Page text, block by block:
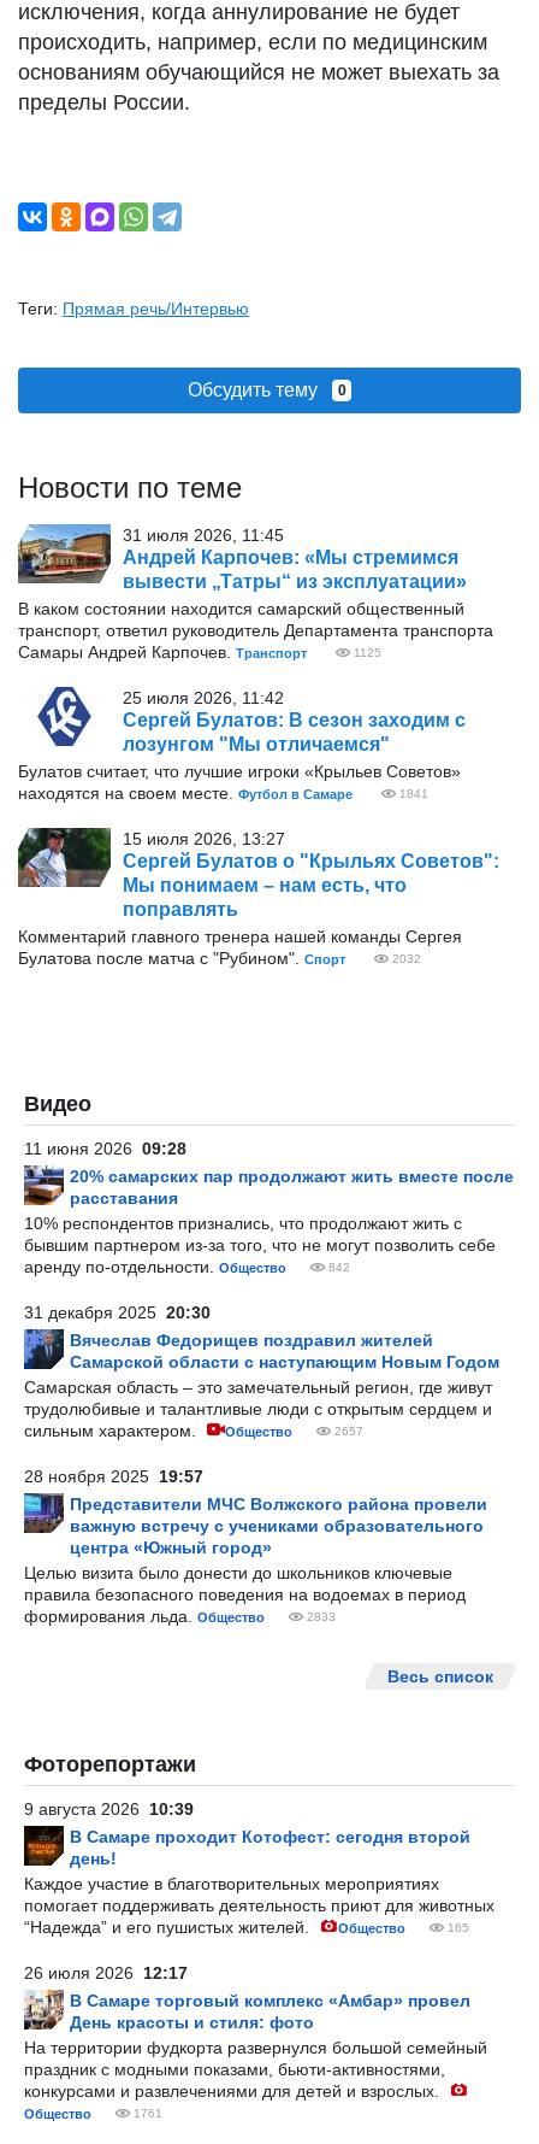
исключения, когда аннулирование не будет
происходить, например, если по медицинским
основаниям обучающийся не может выехать за
пределы России.
Теги: Прямая речь/Интервью
Обсудить тему 0
Новости по теме
31 июля 2026, 11:45
Андрей Карпочев: «Мы стремимся
вывести „Татры“ из эксплуатации»
В каком состоянии находится самарский общественный
транспорт, ответил руководитель Департамента транспорта
Самары Андрей Карпочев.
Транспорт 1125
25 июля 2026, 11:42
Сергей Булатов: В сезон заходим с
лозунгом "Мы отличаемся"
Булатов считает, что лучшие игроки «Крыльев Советов»
находятся на своем месте.
Футбол в Самаре 1841
15 июля 2026, 13:27
Сергей Булатов о "Крыльях Советов":
Мы понимаем – нам есть, что
поправлять
Комментарий главного тренера нашей команды Сергея
Булатова после матча с "Рубином".
Спорт 2032
Видео
11 июня 2026 09:28
20% самарских пар продолжают жить вместе после
расставания
10% респондентов признались, что продолжают жить с
бывшим партнером из-за того, что не могут позволить себе
аренду по-отдельности.
Общество 842
31 декабря 2025 20:30
Вячеслав Федорищев поздравил жителей
Самарской области с наступающим Новым Годом
Самарская область – это замечательный регион, где живут
трудолюбивые и талантливые люди с открытым сердцем и
сильным характером.
Общество 2657
28 ноября 2025 19:57
Представители МЧС Волжского района провели
важную встречу с учениками образовательного
центра «Южный город»
Целью визита было донести до школьников ключевые
правила безопасного поведения на водоемах в период
формирования льда.
Общество 2833
Весь список
Фоторепортажи
9 августа 2026 10:39
В Самаре проходит Котофест: сегодня второй
день!
Каждое участие в благотворительных мероприятиях
помогает поддерживать деятельность приют для животных
“Надежда” и его пушистых жителей.
Общество 165
26 июля 2026 12:17
В Самаре торговый комплекс «Амбар» провел
День красоты и стиля: фото
На территории фудкорта развернулся большой семейный
праздник с модными показами, бьюти-активностями,
конкурсами и развлечениями для детей и взрослых.
Общество 1761